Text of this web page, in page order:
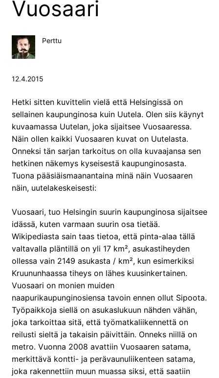
Vuosaari
Perttu
12.4.2015
Hetki sitten kuvittelin vielä että Helsingissä on
sellainen kaupunginosa kuin Uutela. Olen siis käynyt
kuvaamassa Uutelan, joka sijaitsee Vuosaaressa.
Näin ollen kaikki Vuosaaren kuvat on Uutelasta.
Onneksi tän sarjan tarkoitus on olla kuvaajansa sen
hetkinen näkemys kyseisestä kaupunginosasta.
Tuona pääsiäismaanantaina minä näin Vuosaaren
näin, uutelakeskeisesti:
Vuosaari, tuo Helsingin suurin kaupunginosa sijaitsee
idässä, kuten varmaan suurin osa tietää.
Wikipediasta sain taas tietoa, että pinta-alaa tällä
valtavalla pläntillä on yli 17 km², asukastiheyden
ollessa vain 2149 asukasta / km², kun esimerkiksi
Kruununhaassa tiheys on lähes kuusinkertainen.
Vuosaari on monien muiden
naapurikaupunginosiensa tavoin ennen ollut Sipoota.
Työpaikkoja siellä on asukaslukuun nähden vähän,
joka tarkoittaa sitä, että työmatkaliikennettä on
reilusti sieltä ja takaisin päivittäin. Onneks niillä on
metro. Vuonna 2008 avattiin Vuosaaren satama,
merkittävä kontti- ja perävaunuliikenteen satama,
joka rakennettiin muun muassa siksi, että saatiin